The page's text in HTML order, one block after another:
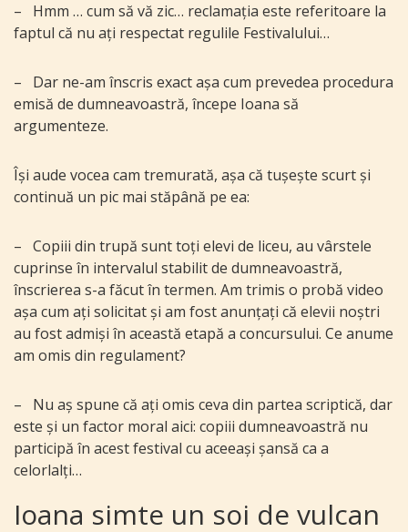
–
Hmm … cum să vă zic… reclamația este referitoare la
faptul că nu ați respectat regulile Festivalului…
–
Dar ne-am înscris exact așa cum prevedea procedura
emisă de dumneavoastră, începe Ioana să
argumenteze.
Își aude vocea cam tremurată, așa că tușește scurt și
continuă un pic mai stăpână pe ea:
– Copiii din trupă sunt toți elevi de liceu, au vârstele
cuprinse în intervalul stabilit de dumneavoastră,
înscrierea s-a făcut în termen. Am trimis o probă video
așa cum ați solicitat și am fost anunțați că elevii noștri
au fost admiși în această etapă a concursului. Ce anume
am omis din regulament?
–
Nu aș spune că ați omis ceva din partea scriptică, dar
este și un factor moral aici: copiii dumneavoastră nu
participă în acest festival cu aceeași șansă ca a
celorlalți…
Ioana simte un soi de vulcan